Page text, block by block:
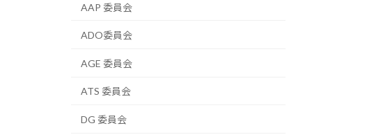
AAP 委員会
ADO委員会
AGE 委員会
ATS 委員会
DG 委員会